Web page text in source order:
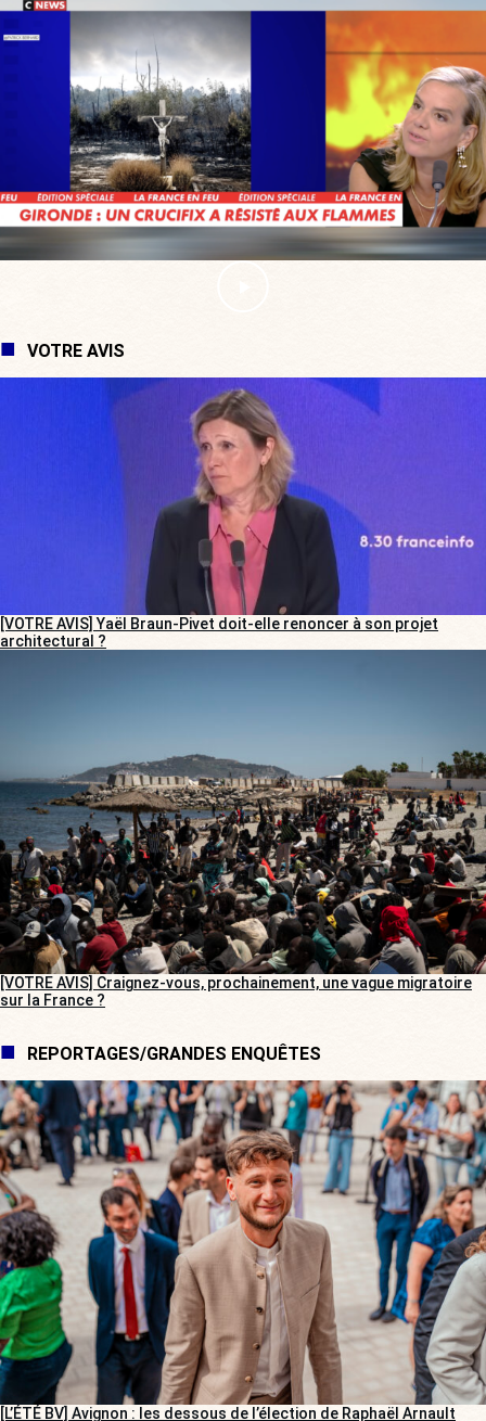
VOTRE AVIS
[VOTRE AVIS] Yaël Braun-Pivet doit-elle renoncer à son projet
architectural ?
[VOTRE AVIS] Craignez-vous, prochainement, une vague migratoire
sur la France ?
REPORTAGES/GRANDES ENQUÊTES
[L’ÉTÉ BV] Avignon : les dessous de l’élection de Raphaël Arnault